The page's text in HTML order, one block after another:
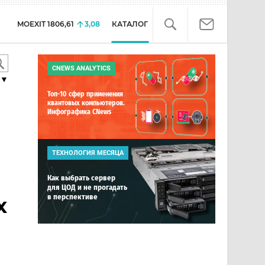
MOEXIT 1806,61 3,08 КАТАЛОГ
CNEWS ANALYTICS
Топ-10 сфер применения
квантовых компьютеров.
Инфографика CNews
ТЕХНОЛОГИЯ МЕСЯЦА
Как выбрать сервер
для ЦОД и не прогадать
в перспективе